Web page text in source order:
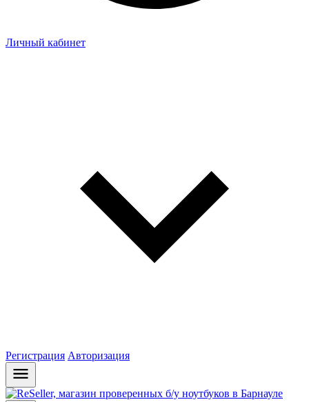
Личный кабинет
Регистрация Авторизация